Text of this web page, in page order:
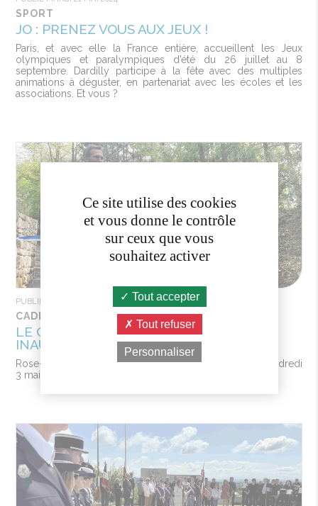
SPORT
JO : PRENEZ VOUS AUX JEUX !
Paris, et avec elle la France entière, accueillent les Jeux
olympiques et paralympiques d’été du 26 juillet au 8
septembre. Dardilly participe à la fête avec des multiples
animations à déguster, en partenariat avec les écoles et les
associations. Et vous ?
PUBLIÉ MERCREDI 15 MAI 2024
CADRE DE VIE
LE CHEMIN DE CHARBONNIÈRES
INAUGURÉ ET OUVERT
Rose-France Fournillon, Maire de dardilly, a participé vendredi
3 mai à l’inauguration du chemin de Charbonnières
Ce site utilise des cookies
et vous donne le contrôle
sur ceux que vous
souhaitez activer
Tout accepter
Tout refuser
Personnaliser